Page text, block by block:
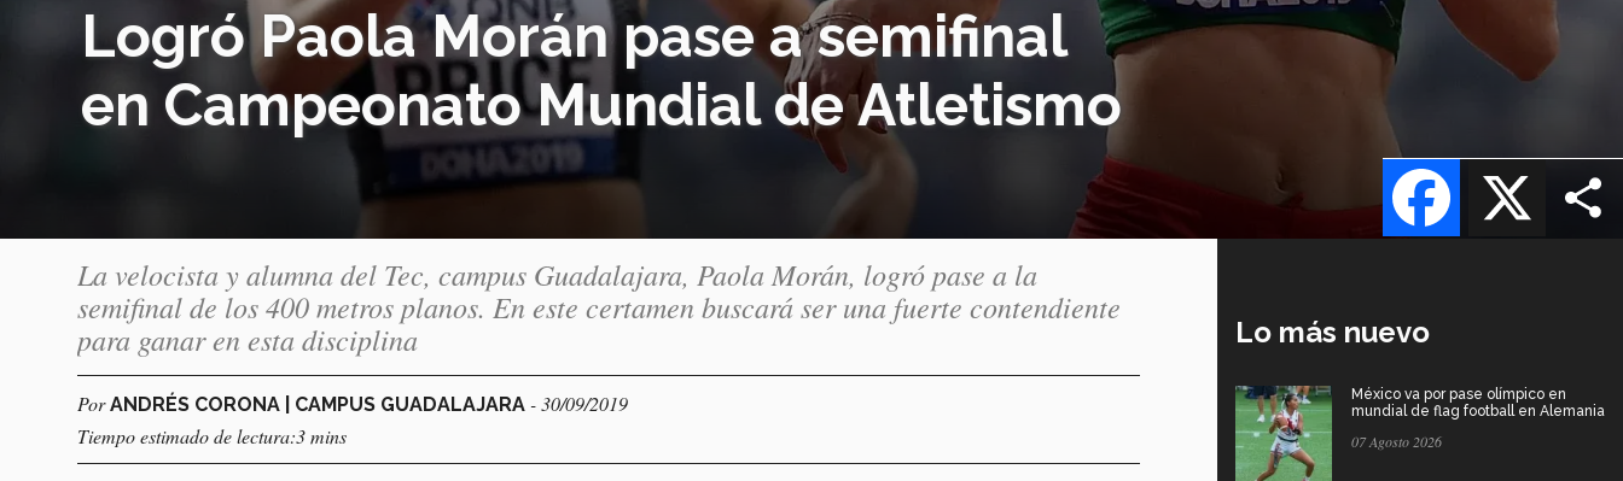
Logró Paola Morán pase a semifinal
en Campeonato Mundial de Atletismo
X
Facebook
La velocista y alumna del Tec, campus Guadalajara, Paola Morán, logró pase a la
semifinal de los 400 metros planos. En este certamen buscará ser una fuerte contendiente
para ganar en esta disciplina
PorANDRÉS CORONA | CAMPUS GUADALAJARA - 30/09/2019
Tiempo estimado de lectura:3 mins
Lo más nuevo
México va por pase olímpico en
mundial de flag football en Alemania
07 Agosto 2026